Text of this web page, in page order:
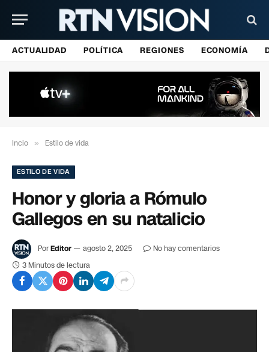
ACTUALIDAD POLÍTICA REGIONES ECONOMÍA
Incio » Estilo de vida
ESTILO DE VIDA
Honor y gloria a Rómulo
Gallegos en su natalicio
PorEditor agosto 2, 2025
No hay comentarios
3 Minutos de lectura